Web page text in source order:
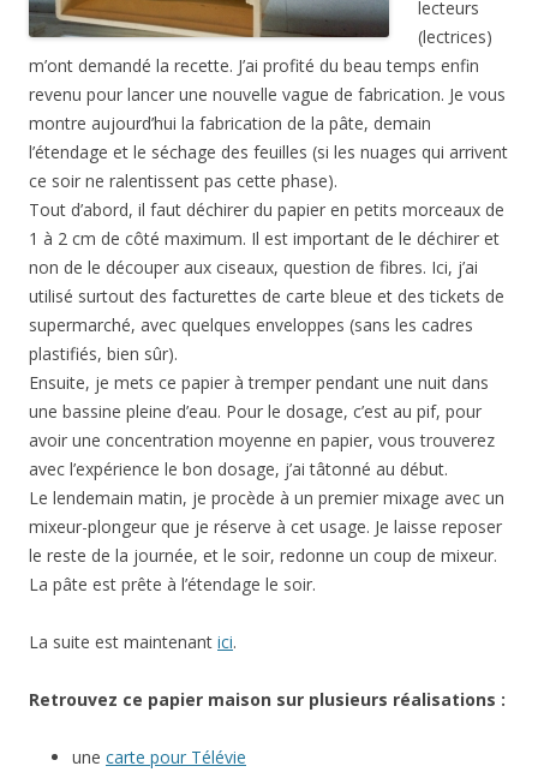
lecteurs
(lectrices)
m’ont demandé la recette. J’ai profité du beau temps enfin
revenu pour lancer une nouvelle vague de fabrication. Je vous
montre aujourd’hui la fabrication de la pâte, demain
l’étendage et le séchage des feuilles (si les nuages qui arrivent
ce soir ne ralentissent pas cette phase).
Tout d’abord, il faut déchirer du papier en petits morceaux de
1 à 2 cm de côté maximum. Il est important de le déchirer et
non de le découper aux ciseaux, question de fibres. Ici, j’ai
utilisé surtout des facturettes de carte bleue et des tickets de
supermarché, avec quelques enveloppes (sans les cadres
plastifiés, bien sûr).
Ensuite, je mets ce papier à tremper pendant une nuit dans
une bassine pleine d’eau. Pour le dosage, c’est au pif, pour
avoir une concentration moyenne en papier, vous trouverez
avec l’expérience le bon dosage, j’ai tâtonné au début.
Le lendemain matin, je procède à un premier mixage avec un
mixeur-plongeur que je réserve à cet usage. Je laisse reposer
le reste de la journée, et le soir, redonne un coup de mixeur.
La pâte est prête à l’étendage le soir.
La suite est maintenant ici.
Retrouvez ce papier maison sur plusieurs réalisations :
une carte pour Télévie